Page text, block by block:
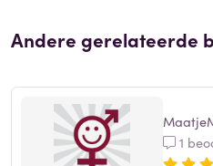
Andere gerelateerde
1